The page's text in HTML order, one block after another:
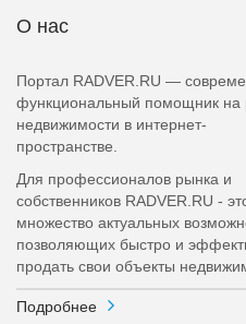
О нас
Портал RADVER.RU —
функциональный помощник на
недвижимости в интернет-
пространстве.
Для профессионалов рынка и
собственников RADVER.RU -
множество актуальных
позволяющих быстро и
продать свои объекты
Подробнее